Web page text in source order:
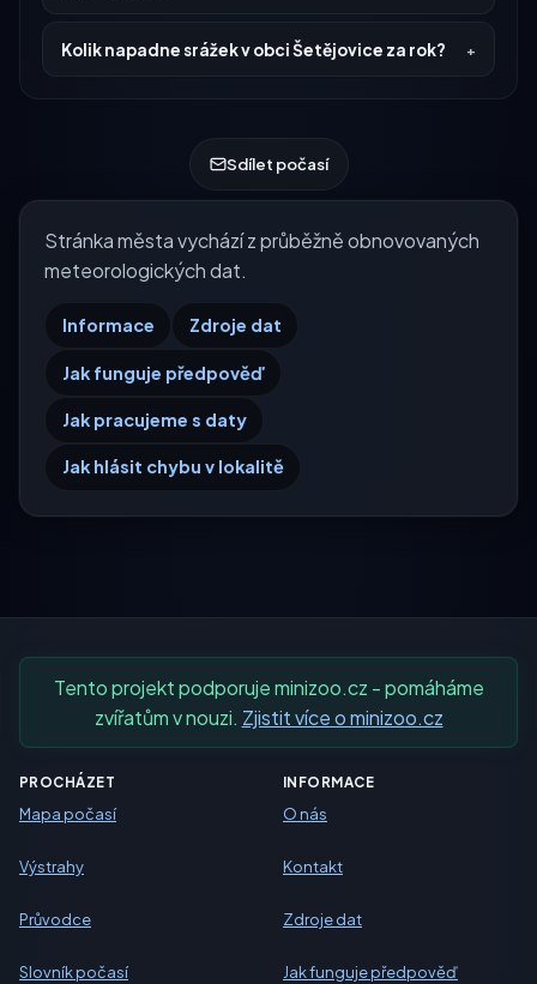
Kolik napadne srážek v obci Šetějovice za rok?
Sdílet počasí
Stránka města vychází z průběžně obnovovaných
meteorologických dat.
Informace Zdroje dat
Jak funguje předpověď
Jak pracujeme s daty
Jak hlásit chybu v lokalitě
Tento projekt podporuje minizoo.cz - pomáháme
zvířatům v nouzi. Zjistit více o minizoo.cz
PROCHÁZET
Mapa počasí
Výstrahy
Průvodce
Slovník počasí
INFORMACE
O nás
Kontakt
Zdroje dat
Jak funguje předpověď